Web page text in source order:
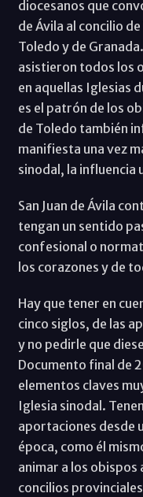
diocesanos que
de Ávila al concilio
Toledo y de
asistieron todos los
en aquellas Iglesias
es el patrón de los
de Toledo también
manifiesta una vez
sinodal, la influencia
San Juan de Ávila
tengan un sentido
confesional o
los corazones y de
Hay que tener en
cinco siglos, de las
y no pedirle que
Documento final de
elementos claves
Iglesia sinodal.
aportaciones desde
época, como él
animar a los obispos
concilios